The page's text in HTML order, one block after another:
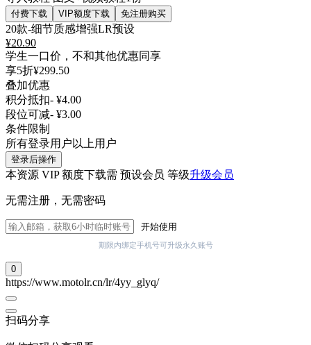
付费下载 VIP额度下载 免注册购买
20款-细节质感增强LR预设
¥20.90
学生一口价，不和其他优惠同享
享5折¥299.50
叠加优惠
积分抵扣- ¥4.00
段位可减- ¥3.00
条件限制
所有登录用户以上用户
登录后操作
本资源 VIP 额度下载需 预设会员 等级升级会员
无需注册，无需密码
开始使用
期限内绑定手机号可升级永久账号
0
https://www.motolr.cn/lr/4yy_glyq/
扫码分享